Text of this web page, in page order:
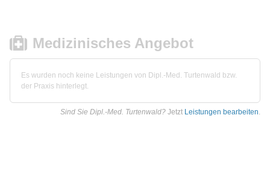
Medizinisches Angebot
Es wurden noch keine Leistungen von Dipl.-Med. Turtenwald bzw.
der Praxis hinterlegt.
Sind Sie Dipl.-Med. Turtenwald? Jetzt Leistungen bearbeiten.